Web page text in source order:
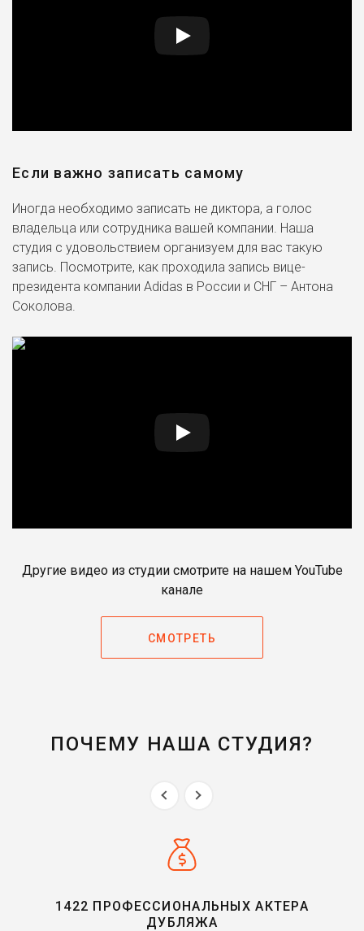
Если важно записать самому
Иногда необходимо записать не диктора, а голос
владельца или сотрудника вашей компании. Наша
студия с удовольствием организуем для вас такую
запись. Посмотрите, как проходила запись вице-
президента компании Adidas в России и СНГ – Антона
Соколова.
Другие видео из студии смотрите на нашем YouTube
канале
СМОТРЕТЬ
ПОЧЕМУ НАША СТУДИЯ?
1422 ПРОФЕССИОНАЛЬНЫХ АКТЕРА
ДУБЛЯЖА